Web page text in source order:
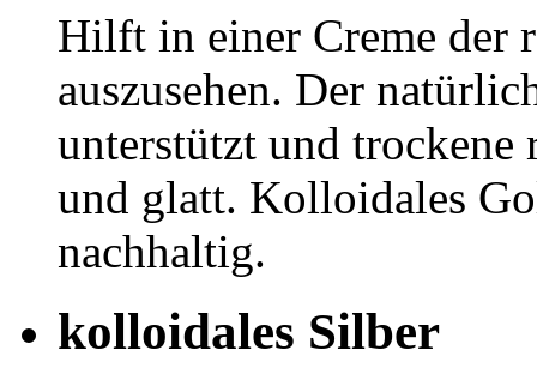
Hilft in einer Creme der
auszusehen. Der
unterstützt und
und glatt. Kolloidales
nachhaltig.
kolloidales Silber